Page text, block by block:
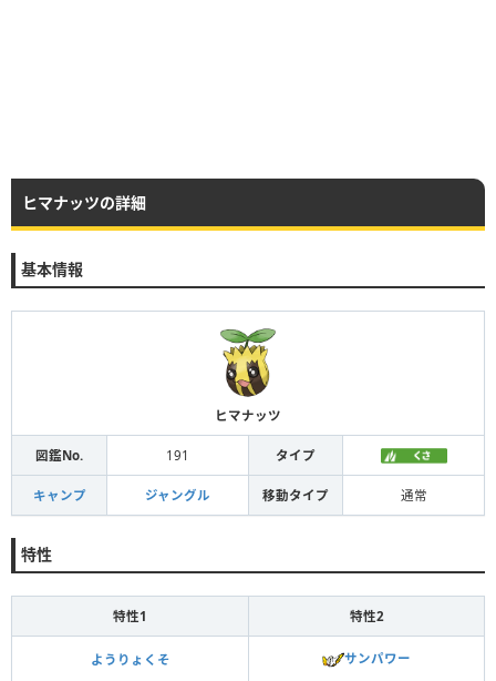
ヒマナッツの詳細
基本情報
ヒマナッツ
図鑑No. 191 タイプ
キャンプ ジャングル 移動タイプ 通常
特性
特性1 特性2
ようりょくそ サンパワー